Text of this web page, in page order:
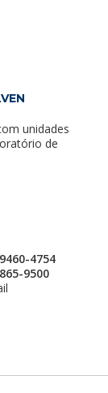
unidades
de
4754
9500